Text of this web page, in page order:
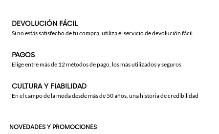
DEVOLUCIÓN FÁCIL
Si no estás satisfecho de tu compra, utiliza el servicio de devolución fácil
PAGOS
Elige entre más de 12 métodos de pago, los más utilizados y seguros
CULTURA Y FIABILIDAD
En el campo de la moda desde más de 50 años, una historia de credibilidad
NOVEDADES Y PROMOCIONES